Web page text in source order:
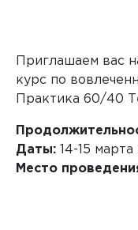
Приглашаем вас
курс по
Практика 60/40
Даты: 14-15 марта
Место